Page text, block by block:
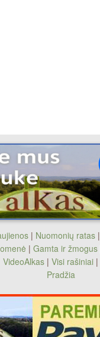
| Nuomonių ratas|
| Gamta ir žmogus
VideoAlkas | Visi rašiniai |
Pradžia